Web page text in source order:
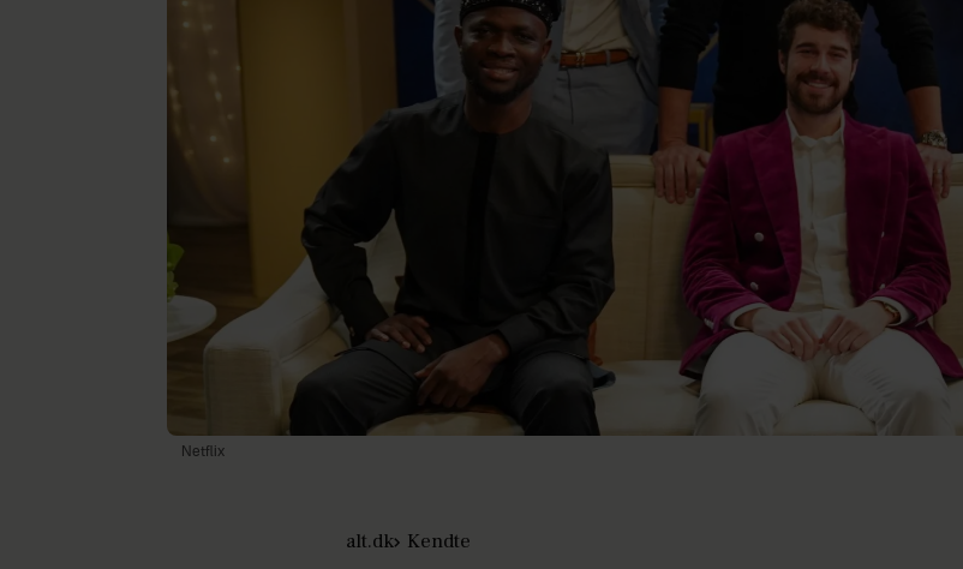
Netflix
alt.dk Kendte